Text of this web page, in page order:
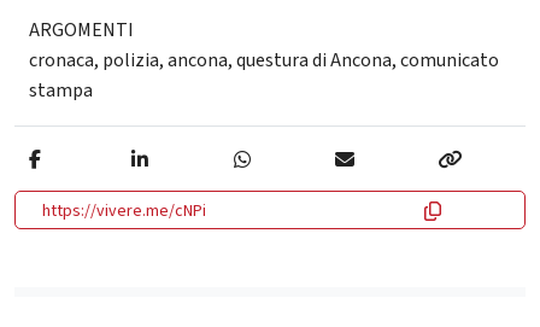
ARGOMENTI
cronaca, polizia,ancona,questura di Ancona,comunicato
stampa
https://vivere.me/cNPi